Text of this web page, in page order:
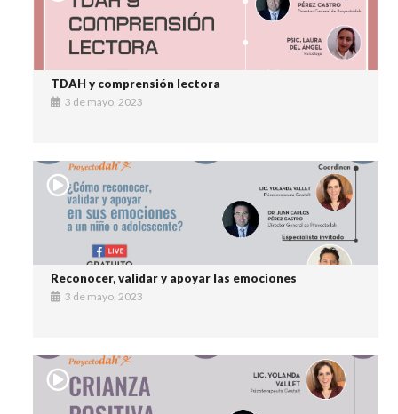
TDAH y comprensión lectora
3 de mayo, 2023
Reconocer, validar y apoyar las emociones
3 de mayo, 2023